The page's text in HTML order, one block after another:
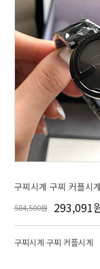
구찌시계 구찌 커플시계
584,500원 293,091
구찌시계 구찌 커플시계